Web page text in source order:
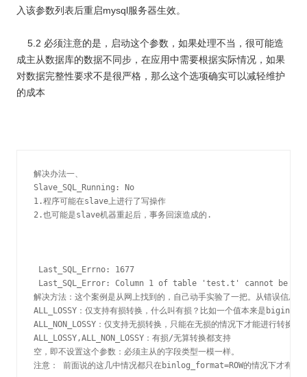
入该参数列表后重启mysql服务器生效。
5.2 必须注意的是，启动这个参数，如果处理不当，很可能造
成主从数据库的数据不同步，在应用中需要根据实际情况，如果
对数据完整性要求不是很严格，那么这个选项确实可以减轻维护
的成本
解决办法一、
Slave_SQL_Running: No
1.程序可能在slave上进行了写操作
2.也可能是slave机器重起后，事务回滚造成的.
Last_SQL_Errno: 1677
Last_SQL_Error: Column 1 of table 'test.t' cannot be
解决方法：这个案例是从网上找到的，自己动手实验了一把。从错误信
ALL_LOSSY：仅支持有损转换，什么叫有损？比如一个值本来是bigint
ALL_NON_LOSSY：仅支持无损转换，只能在无损的情况下才能进行转换
ALL_LOSSY,ALL_NON_LOSSY：有损/无算转换都支持
空，即不设置这个参数：必须主从的字段类型一模一样。
注意： 前面说的这几中情况都只在binlog_format=ROW的情况下才有效